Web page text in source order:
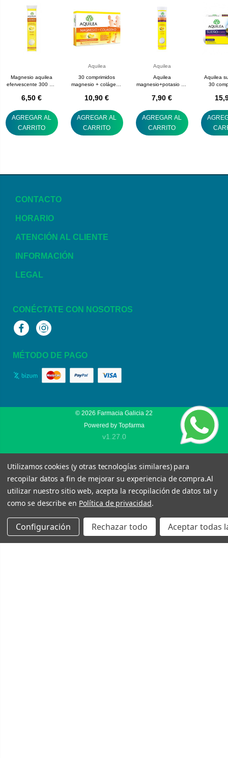
Magnesio aquilea
efervescente 300 mg
6,50 €
AGREGAR AL
CARRITO
Aquilea
30 comprimidos
magnesio + colágeno
10,90 €
AGREGAR AL
CARRITO
Aquilea
Aquilea
magnesio+potasio 14
7,90 €
AGREGAR AL
CARRITO
Aquilea
30
CONTACTO
HORARIO
ATENCIÓN AL CLIENTE
INFORMACIÓN
LEGAL
CONÉCTATE CON NOSOTROS
FacebookInstagram
MÉTODO DE PAGO
© 2026 Farmacia Galicia 22
Powered by Topfarma
v1.27.0
Utilizamos cookies (y otras tecnologías similares) para
recopilar datos a fin de mejorar su experiencia de compra.Al
utilizar nuestro sitio web, acepta la recopilación de datos tal y
como se describe en Política de privacidad.
Configuración Rechazar todo Aceptar todas